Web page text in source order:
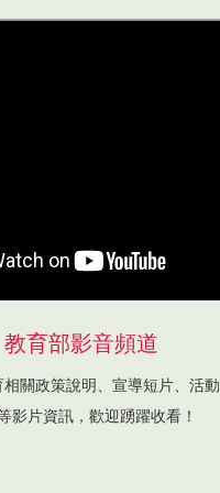
教育部影音頻道
相關政策說明、宣導短片、活動
影片資訊，歡迎踴躍收看！